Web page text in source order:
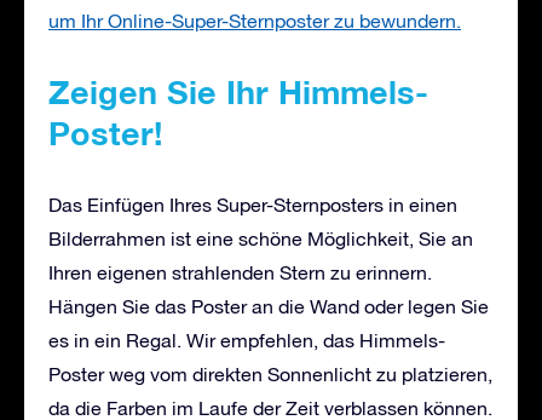
um Ihr Online-Super-Sternposter zu bewundern.
Zeigen Sie Ihr Himmels-
Poster!
Das Einfügen Ihres Super-Sternposters in einen
Bilderrahmen ist eine schöne Möglichkeit, Sie an
Ihren eigenen strahlenden Stern zu erinnern.
Hängen Sie das Poster an die Wand oder legen Sie
es in ein Regal. Wir empfehlen, das Himmels-
Poster weg vom direkten Sonnenlicht zu platzieren,
da die Farben im Laufe der Zeit verblassen können.